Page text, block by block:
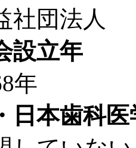
法人
設立年
日本歯科